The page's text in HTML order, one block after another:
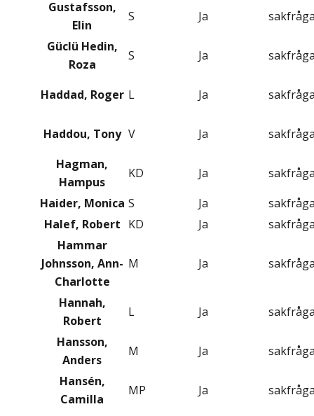
Gustafsson,
Elin
S Ja
Güclü Hedin,
Roza
S Ja
Haddad, Roger L Ja
Haddou, Tony V Ja
Hagman,
Hampus
KD Ja
Haider, Monica S Ja
Halef, Robert KD Ja
Hammar
Johnsson, Ann-
Charlotte
M Ja
Hannah,
Robert
L Ja
Hansson,
Anders
M Ja
Hansén,
Camilla
MP Ja